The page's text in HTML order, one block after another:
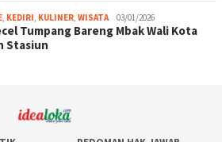
KEDIRI KULINER WISATA 03/01/2026
Tumpang Bareng Mbak Wali Kota
Stasiun